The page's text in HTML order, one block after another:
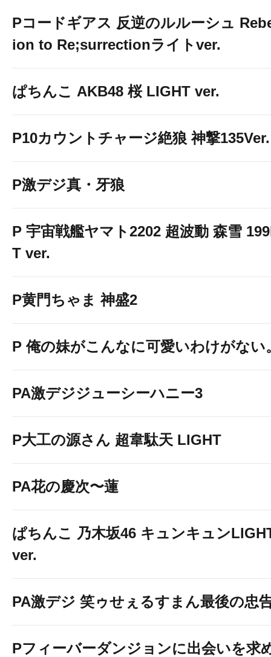
Pコードギアス 反逆のルルーシュ
ion to Re;surrectionライトver.
ぱちんこ AKB48 桜 LIGHT ver.
P10カウントチャージ絶狼 神撃135Ver.
P激デジ真・牙狼
P 宇宙戦艦ヤマト2202 超波動 森雪
T ver.
P黄門ちゃま 神盛2
P 俺の妹がこんなに可愛いわけがない
PA激デジジューシーハニー3
P大工の源さん 超韋駄天 LIGHT
PA花の慶次〜蓮
ぱちんこ 乃木坂46 キュンキュン
ver.
PA激デジ 笑ゥせぇるすまん最後の忠
Pフィーバーダンジョンに出会いを求